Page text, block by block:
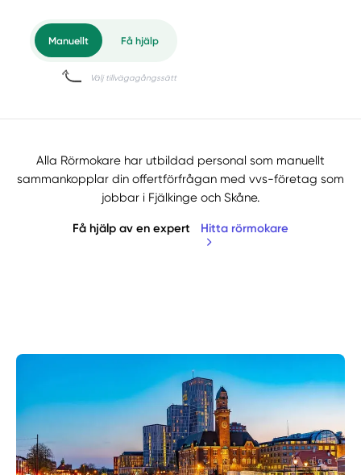
Alla Rörmokare har utbildad personal som manuellt
sammankopplar din offertförfrågan med vvs-företag som
jobbar i Fjälkinge och Skåne.
Få hjälp av en expert Hitta rörmokare